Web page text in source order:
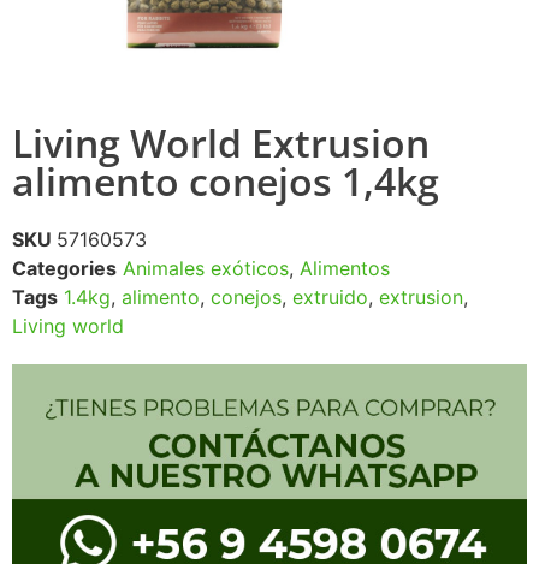
Living World Extrusion
alimento conejos 1,4kg
SKU 57160573
Categories Animales exóticos, Alimentos
Tags 1.4kg, alimento, conejos, extruido, extrusion,
Living world